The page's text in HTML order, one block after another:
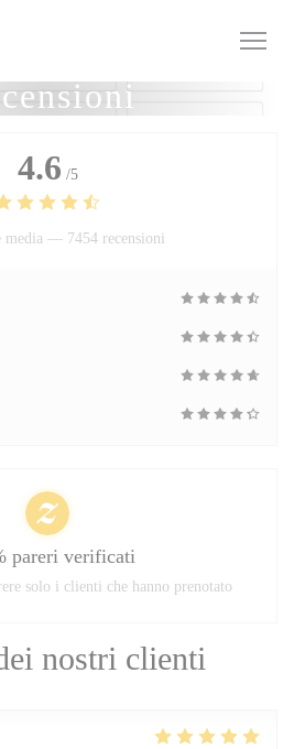
nostri clienti
4.6 /5
media — 7454 recensioni
pareri verificati
solo i clienti che hanno prenotato